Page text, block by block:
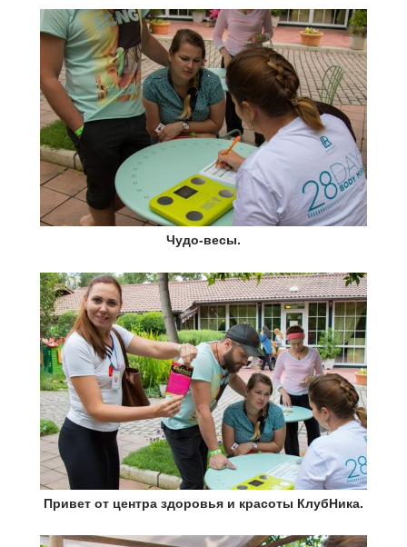
Чудо-весы.
Привет от центра здоровья и красоты КлубНика.